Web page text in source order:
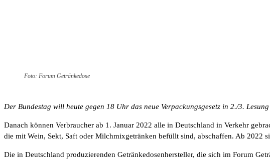
Foto: Forum Getränkedose
Der Bundestag will heute gegen 18 Uhr das neue Verpackungsgesetz in 2./3.
Danach können Verbraucher ab 1. Januar 2022 alle in Deutschland in Verkehr
die mit Wein, Sekt, Saft oder Milchmixgetränken befüllt sind, abschaffen. Ab 2022
Die in Deutschland produzierenden Getränkedosenhersteller, die sich im Forum